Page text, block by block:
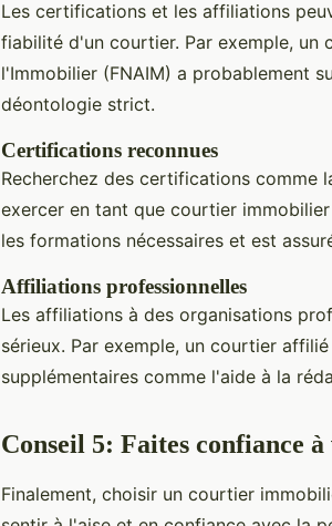
Les certifications et les affiliations
fiabilité d'un courtier. Par exemple, un
l'Immobilier (FNAIM) a probablement
déontologie strict.
Certifications reconnues
Recherchez des certifications comme
exercer en tant que courtier
les formations nécessaires et est
Affiliations professionnelles
Les affiliations à des organisations
sérieux. Par exemple, un courtier
supplémentaires comme l'aide à la
Conseil 5: Faites confiance
Finalement, choisir un courtier